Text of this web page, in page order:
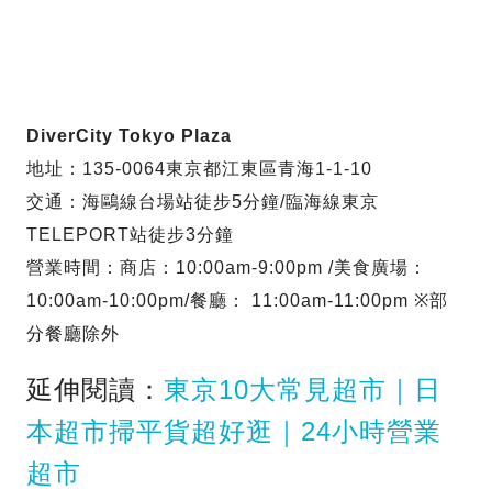
DiverCity Tokyo Plaza
地址：135-0064東京都江東區青海1-1-10
交通：海鷗線台場站徒步5分鐘/臨海線東京
TELEPORT站徒步3分鐘
營業時間：商店：10:00am-9:00pm /美食廣場：
10:00am-10:00pm/餐廳： 11:00am-11:00pm ※部
分餐廳除外
延伸閱讀： 東京10大常見超市｜日
本超市掃平貨超好逛｜24小時營業
超市